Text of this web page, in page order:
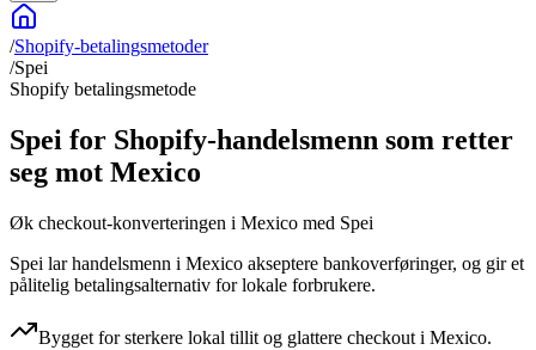
/Shopify-betalingsmetoder
/Spei
Shopify betalingsmetode
Spei for Shopify-handelsmenn som retter
seg mot Mexico
Øk checkout-konverteringen i Mexico med Spei
Spei lar handelsmenn i Mexico akseptere bankoverføringer, og gir et
pålitelig betalingsalternativ for lokale forbrukere.
Bygget for sterkere lokal tillit og glattere checkout i Mexico.